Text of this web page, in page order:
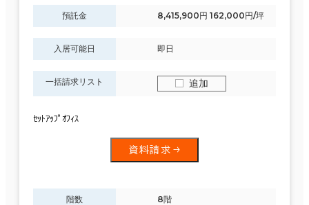
預託金 8,415,900円 162,000円/坪
入居可能日 即日
一括請求リスト 追加
ｾｯﾄｱｯﾌﾟｵﾌｨｽ
資料請求
階数 8階